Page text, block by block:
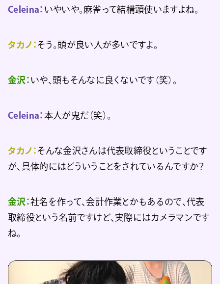
Celeina： いやいや。麻雀って結構頭使いますよね。
タカノ： そう。頭が良い人が多いですよ。
金沢： いや、頭もそんなに良くないです（笑）。
Celeina： 本人が鬼だ（笑）。
タカノ： そんな金沢さんは代表取締役ということです
が、具体的にはどういうことをされているんですか？
金沢：社名を作って、会計作業とかもあるので、代表
取締役という名前ですけど、実際にはカメラマンです
ね。